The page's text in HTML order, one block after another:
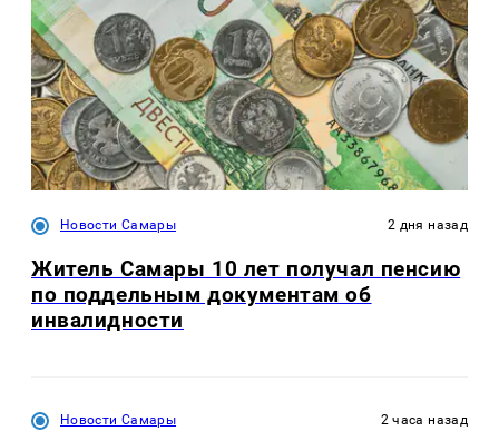
Новости Самары 2 дня назад
Житель Самары 10 лет получал пенсию
по поддельным документам об
инвалидности
Новости Самары 2 часа назад